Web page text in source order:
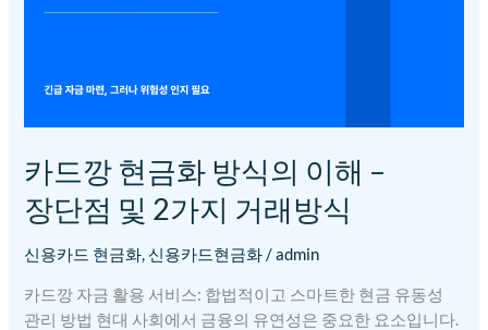
카드깡 현금화 방식의 이해 –
장단점 및 2가지 거래방식
신용카드 현금화, 신용카드현금화/admin
카드깡 자금 활용 서비스: 합법적이고 스마트한 현금 유동성
관리 방법 현대 사회에서 금융의 유연성은 중요한 요소입니다.
장단점
거래방식